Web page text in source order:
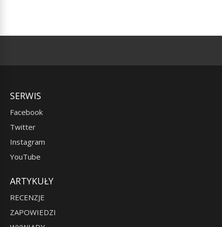
SERWIS
Facebook
Twitter
Instagram
YouTube
ARTYKUŁY
RECENZJE
ZAPOWIEDZI